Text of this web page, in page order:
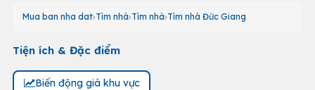
Mua ban nha dat Tìm nhà Tìm nhà Tìm nhà Đức Giang
Tiện ích & Đặc điểm
Biến động giá khu vực